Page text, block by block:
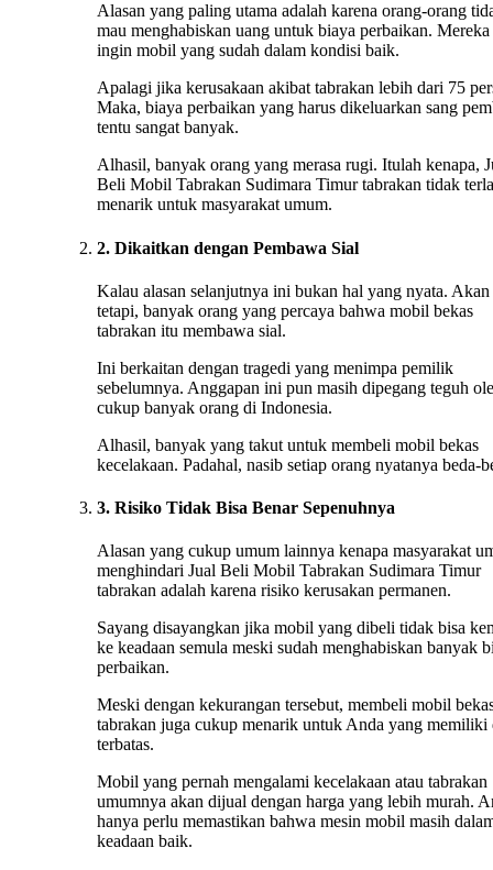
Alasan yang paling utama adalah karena orang-orang
mau menghabiskan uang untuk biaya perbaikan. Mereka
ingin mobil yang sudah dalam kondisi baik.
Apalagi jika kerusakaan akibat tabrakan lebih dari 75
Maka, biaya perbaikan yang harus dikeluarkan sang
tentu sangat banyak.
Alhasil, banyak orang yang merasa rugi. Itulah kenapa,
Beli Mobil Tabrakan Sudimara Timur tabrakan tidak
menarik untuk masyarakat umum.
2. Dikaitkan dengan Pembawa Sial
Kalau alasan selanjutnya ini bukan hal yang nyata. Akan
tetapi, banyak orang yang percaya bahwa mobil bekas
tabrakan itu membawa sial.
Ini berkaitan dengan tragedi yang menimpa pemilik
sebelumnya. Anggapan ini pun masih dipegang teguh
cukup banyak orang di Indonesia.
Alhasil, banyak yang takut untuk membeli mobil bekas
kecelakaan. Padahal, nasib setiap orang nyatanya beda-
3. Risiko Tidak Bisa Benar Sepenuhnya
Alasan yang cukup umum lainnya kenapa masyarakat
menghindari Jual Beli Mobil Tabrakan Sudimara Timur
tabrakan adalah karena risiko kerusakan permanen.
Sayang disayangkan jika mobil yang dibeli tidak bisa
ke keadaan semula meski sudah menghabiskan banyak
perbaikan.
Meski dengan kekurangan tersebut, membeli mobil
tabrakan juga cukup menarik untuk Anda yang memiliki
terbatas.
Mobil yang pernah mengalami kecelakaan atau tabrakan
umumnya akan dijual dengan harga yang lebih murah.
hanya perlu memastikan bahwa mesin mobil masih
keadaan baik.